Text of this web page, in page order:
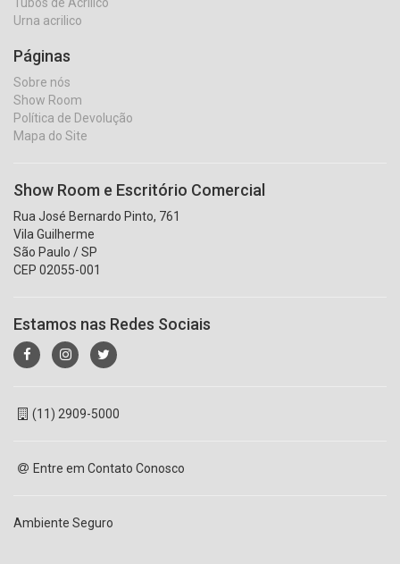
Tubos de Acrílico
Urna acrilico
Páginas
Sobre nós
Show Room
Política de Devolução
Mapa do Site
Show Room e Escritório Comercial
Rua José Bernardo Pinto, 761
Vila Guilherme
São Paulo / SP
CEP 02055-001
Estamos nas Redes Sociais
(11) 2909-5000
Entre em Contato Conosco
Ambiente Seguro